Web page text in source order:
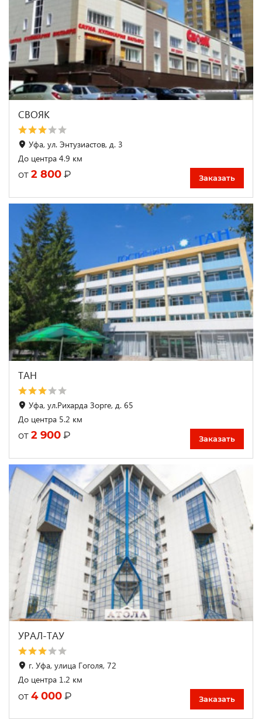
СВОЯК
Уфа, ул. Энтузиастов, д. 3
До центра 4.9 км
от 2 800 ₽ Заказать
ТАН
Уфа, ул.Рихарда Зорге, д. 65
До центра 5.2 км
от 2 900 ₽ Заказать
УРАЛ-ТАУ
г. Уфа, улица Гоголя, 72
До центра 1.2 км
от 4 000 ₽ Заказать